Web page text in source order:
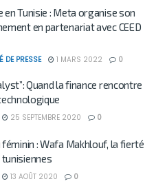
en Tunisie : Meta organise son
en partenariat avec CEED
DE PRESSE 1 MARS 2022 0
Quand la finance rencontre
25 SEPTEMBRE 2020 0
féminin : Wafa Makhlouf, la fierté
13 AOÛT 2020 0